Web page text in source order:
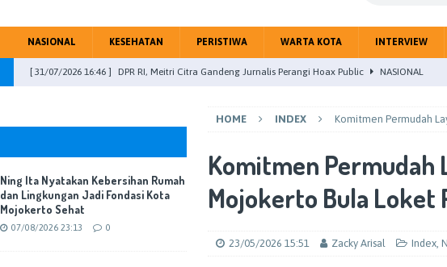
NASIONAL KESEHATAN PERISTIWA WARTA KOTA INTERVIEW
[ 31/07/2026 16:46 ] DPR RI, Meitri Citra Gandeng Jurnalis Perangi Hoax Public NASIONAL
Mojokerto Sehat WARTA KOTA
Lahan Samping Pabrik Terbakar, PT Sun Paper Source Pastikan Penanganan
Cepat dan Pastikan Tak Ada Korban Jiwa
[ 05/08/2026 19:23 ] Kota Lubuk Linggau Studi Banding Pemanfaatan Rumija untuk PAD Kota
HOME INDEX Komitmen Permudah
Komitmen Permudah
Mojokerto Bula Loket
23/05/2026 15:51 Zacky Arisal Index,
Ning Ita Nyatakan Kebersihan Rumah
dan Lingkungan Jadi Fondasi Kota
Mojokerto Sehat
07/08/2026 23:13 0